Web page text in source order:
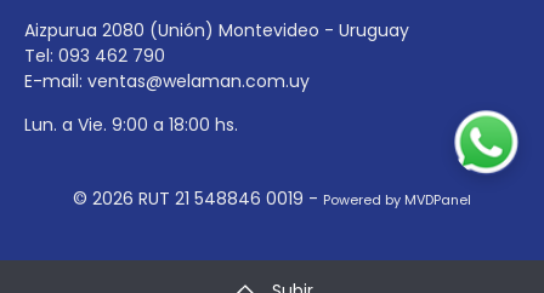
Aizpurua 2080 (Unión) Montevideo - Uruguay
Tel: 093 462 790
E-mail: ventas@welaman.com.uy
Lun. a Vie. 9:00 a 18:00 hs.
© 2026 RUT 21 548846 0019 - Powered by MVDPanel